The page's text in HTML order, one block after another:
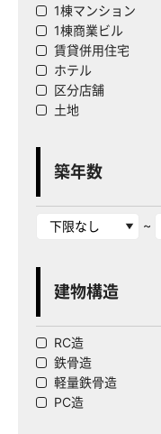
1棟マンション
1棟商業ビル
賃貸併用住宅
ホテル
区分店舗
土地
築年数
~
建物構造
RC造
鉄骨造
軽量鉄骨造
PC造